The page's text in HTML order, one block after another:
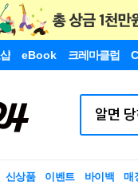
eBook 크레마클럽
신상품 이벤트 바이백 매